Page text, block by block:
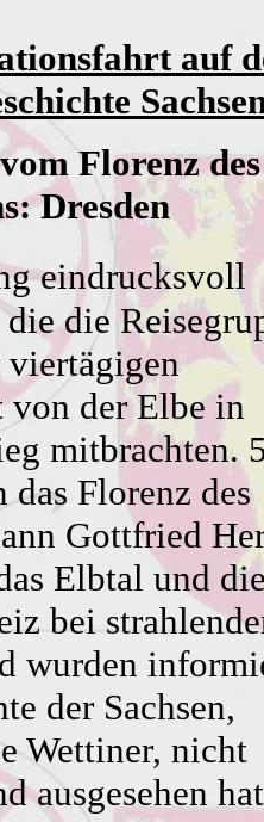
auf
Florenz des
Dresden
eindrucksvoll
die
viertägigen
der Elbe in
mitbrachten.
das Florenz des
Gottfried
Elbtal und
bei
wurden
der Sachsen,
Wettiner, nicht
ausgesehen